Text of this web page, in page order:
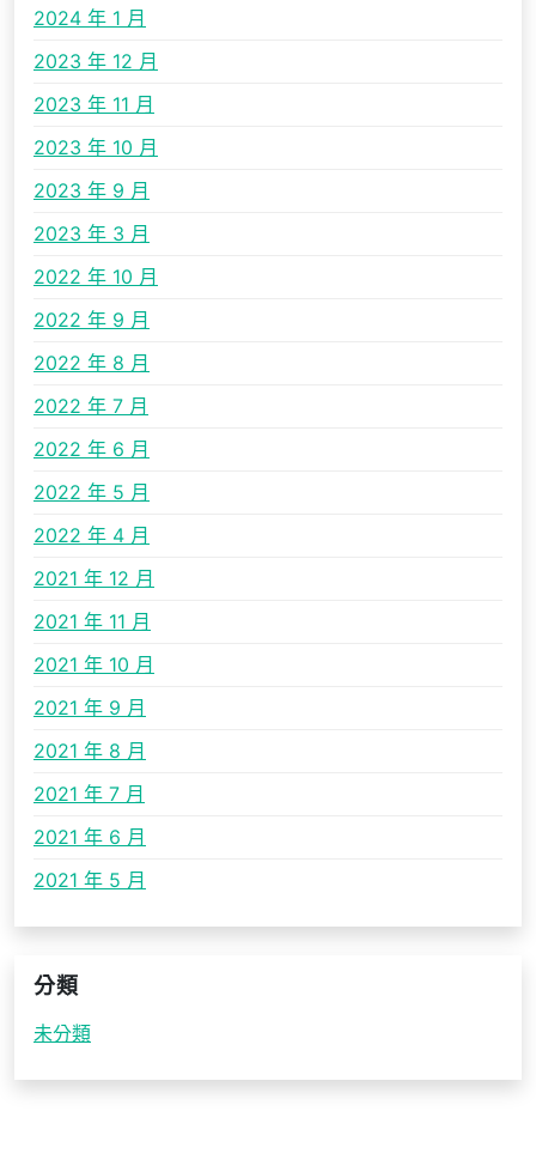
2024 年 1 月
2023 年 12 月
2023 年 11 月
2023 年 10 月
2023 年 9 月
2023 年 3 月
2022 年 10 月
2022 年 9 月
2022 年 8 月
2022 年 7 月
2022 年 6 月
2022 年 5 月
2022 年 4 月
2021 年 12 月
2021 年 11 月
2021 年 10 月
2021 年 9 月
2021 年 8 月
2021 年 7 月
2021 年 6 月
2021 年 5 月
分類
未分類